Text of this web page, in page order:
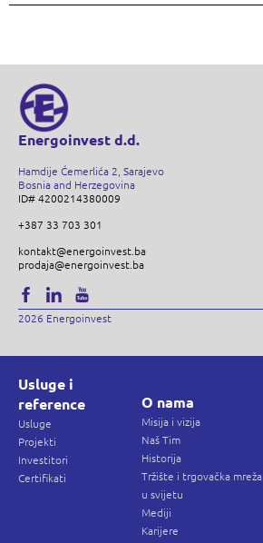
Energoinvest d.d.
Hamdije Ćemerlića 2, Sarajevo
Bosnia and Herzegovina
ID# 4200214380009
+387 33 703 301
kontakt@energoinvest.ba
prodaja@energoinvest.ba
2026 Energoinvest
Usluge i
reference
Usluge
Projekti
Investitori
Certifikati
O nama
Misija i vizija
Naš Tim
Historija
Tržište i trgovačka mreža
u svijetu
Mediji
Karijere